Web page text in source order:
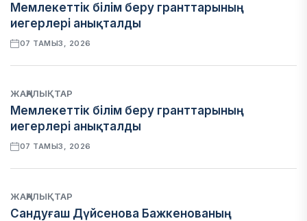
Мемлекеттік білім беру гранттарының
иегерлері анықталды
07 ТАМЫЗ, 2026
ЖАҢАЛЫҚТАР
Мемлекеттік білім беру гранттарының
иегерлері анықталды
07 ТАМЫЗ, 2026
ЖАҢАЛЫҚТАР
Сандуғаш Дүйсенова Бажкенованың